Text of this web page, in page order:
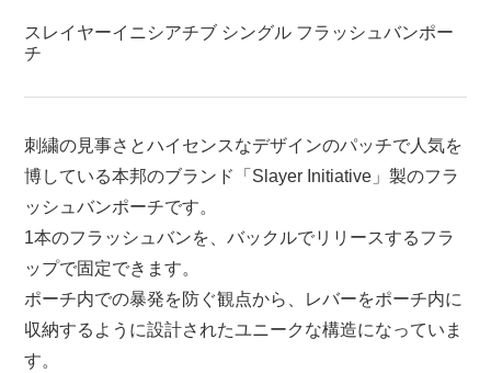
スレイヤーイニシアチブ シングル フラッシュバンポー
チ
刺繍の見事さとハイセンスなデザインのパッチで人気を
博している本邦のブランド「Slayer Initiative」製のフラ
ッシュバンポーチです。
1本のフラッシュバンを、バックルでリリースするフラ
ップで固定できます。
ポーチ内での暴発を防ぐ観点から、レバーをポーチ内に
収納するように設計されたユニークな構造になっていま
す。